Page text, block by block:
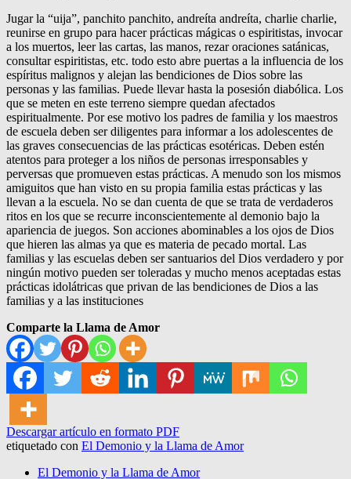
Jugar la “uija”, panchito panchito, andreíta andreíta, charlie charlie,
reunirse en grupo para hacer prácticas mágicas o espiritistas, invocar
a los muertos, leer las cartas, las manos, rezar oraciones satánicas,
consultar espiritistas, etc. todo esto abre puertas a la influencia de los
espíritus malignos y alejan las bendiciones de Dios sobre las
personas y las familias. Puede llevar hasta la posesión diabólica. Los
que se meten en este terreno siempre quedan afectados
espiritualmente. Por ese motivo los padres de familia y los maestros
de escuela deben ser diligentes para informar a los adolescentes de
las graves consecuencias de las prácticas esotéricas. Deben estén
atentos para proteger a los niños de personas irresponsables y
perversas que promueven estas prácticas. A menudo son los mismos
amiguitos que han visto en su propia familia estas prácticas y las
llevan a la escuela. No se dan cuenta de que se trata de verdaderos
ritos en los que se recurre inconscientemente al demonio bajo la
apariencia de juegos. Son acciones abominables a los ojos de Dios
que hieren las almas ya que es materia de pecado mortal. Las
familias y las escuelas deben ser santuarios del Dios verdadero y por
ningún motivo pueden ser toleradas y mucho menos aceptadas estas
prácticas idolátricas que privan de las bendiciones de Dios a las
familias y a las instituciones
Comparte la Llama de Amor
Descargar artículo en formato PDF
etiquetado con El Demonio y la Llama de Amor
El Demonio y la Llama de Amor